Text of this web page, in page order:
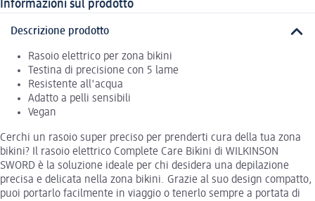
Informazioni sul prodotto
Descrizione prodotto
Rasoio elettrico per zona bikini
Testina di precisione con 5 lame
Resistente all'acqua
Adatto a pelli sensibili
Vegan
Cerchi un rasoio super preciso per prenderti cura della tua zona
bikini? Il rasoio elettrico Complete Care Bikini di WILKINSON
SWORD è la soluzione ideale per chi desidera una depilazione
precisa e delicata nella zona bikini. Grazie al suo design compatto,
puoi portarlo facilmente in viaggio o tenerlo sempre a portata di